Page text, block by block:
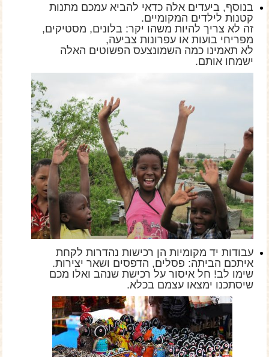
בנוסף, ביעדים אלה כדאי להביא עמכם מתנות
קטנות לילדים המקומיים.
זה לא צריך להיות משהו יקר: בלונים, מסטיקים,
מפריחי בועות או עפרונות צביעה,
לא תאמינו כמה השמונצעס הפשוטים האלה
ישמחו אותם.
עבודות יד מקומיות הן רכישות נהדרות לקחת
איתכם הביתה: פסלים, הדפסים ושאר יצירות.
שימו לב! חל איסור על רכישת שנהב ואלו מכם
שיסתכנו ימצאו עצמם בכלא.